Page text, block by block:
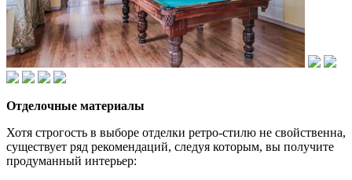
Отделочные материалы
Хотя строгость в выборе отделки ретро-стилю не свойственна,
существует ряд рекомендаций, следуя которым, вы получите
продуманный интерьер: